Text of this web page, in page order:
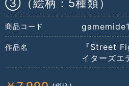
③（絵柄：5種類）
商品コード
作品名
『Street
イターズエ